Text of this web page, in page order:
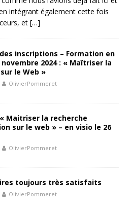
intégrant également cette fois
et […]
inscriptions – Formation en
2024 : « Maîtriser la
le Web »
OlivierPommeret
Maitriser la recherche
sur le web » – en visio le 26
OlivierPommeret
toujours très satisfaits
OlivierPommeret